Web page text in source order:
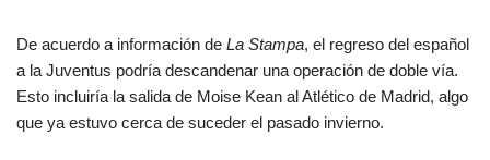
De acuerdo a información de La Stampa, el regreso del español
a la Juventus podría descandenar una operación de doble vía.
Esto incluiría la salida de Moise Kean al Atlético de Madrid, algo
que ya estuvo cerca de suceder el pasado invierno.